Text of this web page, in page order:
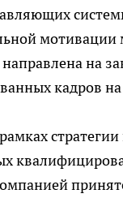
мотивации
на
кадров на